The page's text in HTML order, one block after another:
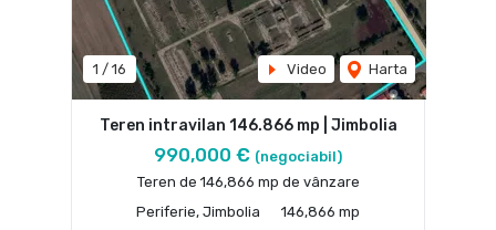
1 / 16 Video Harta
Teren intravilan 146.866 mp | Jimbolia
990,000 € (negociabil)
Teren de 146,866 mp de vânzare
Periferie, Jimbolia
146,866 mp